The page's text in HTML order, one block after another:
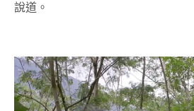
說道。